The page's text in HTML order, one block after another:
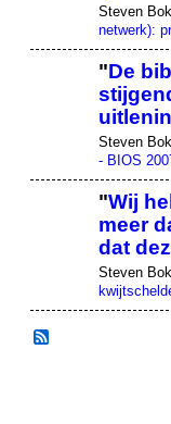
Steven
netwerk):
"De
Steven
- BIOS
"Wij
meer
dat
Steven